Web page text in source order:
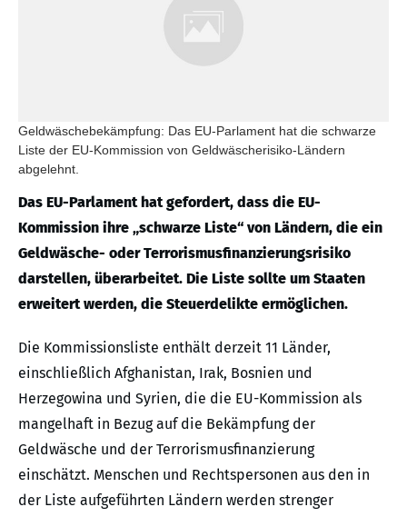
Geldwäschebekämpfung: Das EU-Parlament hat die schwarze
Liste der EU-Kommission von Geldwäscherisiko-Ländern
abgelehnt.
Das EU-Parlament hat gefordert, dass die EU-
Kommission ihre „schwarze Liste“ von Ländern, die ein
Geldwäsche- oder Terrorismusfinanzierungsrisiko
darstellen, überarbeitet. Die Liste sollte um Staaten
erweitert werden, die Steuerdelikte ermöglichen.
Die Kommissionsliste enthält derzeit 11 Länder,
einschließlich Afghanistan, Irak, Bosnien und
Herzegowina und Syrien, die die EU-Kommission als
mangelhaft in Bezug auf die Bekämpfung der
Geldwäsche und der Terrorismusfinanzierung
einschätzt. Menschen und Rechtspersonen aus den in
der Liste aufgeführten Ländern werden strenger